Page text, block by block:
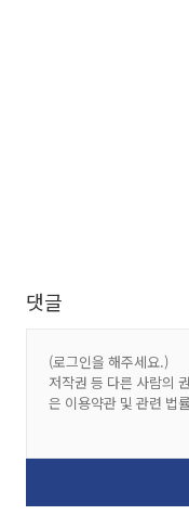
댓글